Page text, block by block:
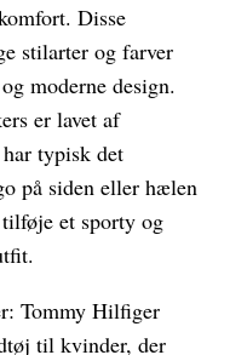
Disse
stilarter og farver
moderne design.
er lavet af
typisk det
på siden eller hælen
et sporty og
Tommy Hilfiger
til kvinder, der